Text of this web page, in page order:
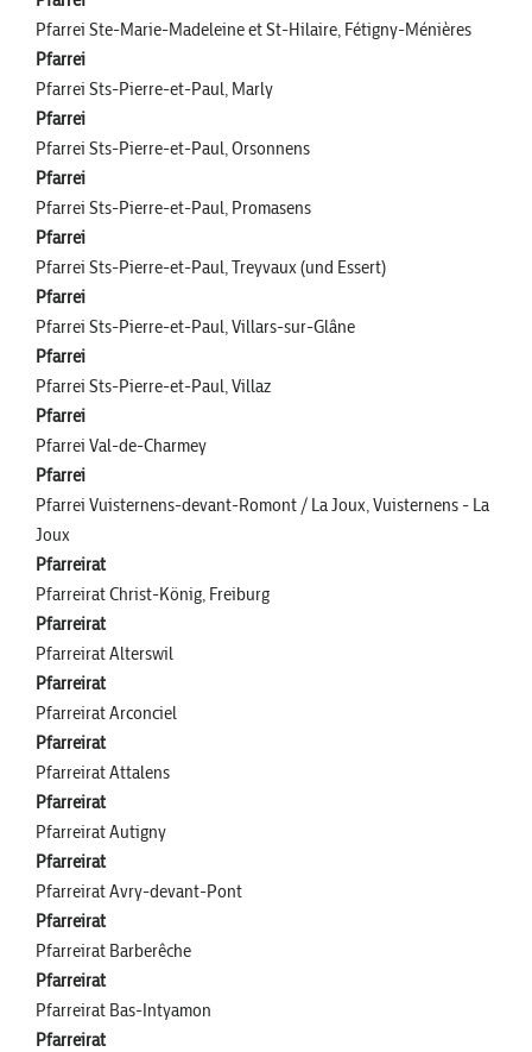
Pfarrei Ste-Marie-Madeleine et St-Hilaire, Fétigny-Ménières
Pfarrei
Pfarrei Sts-Pierre-et-Paul, Marly
Pfarrei
Pfarrei Sts-Pierre-et-Paul, Orsonnens
Pfarrei
Pfarrei Sts-Pierre-et-Paul, Promasens
Pfarrei
Pfarrei Sts-Pierre-et-Paul, Treyvaux (und Essert)
Pfarrei
Pfarrei Sts-Pierre-et-Paul, Villars-sur-Glâne
Pfarrei
Pfarrei Sts-Pierre-et-Paul, Villaz
Pfarrei
Pfarrei Val-de-Charmey
Pfarrei
Pfarrei Vuisternens-devant-Romont / La Joux, Vuisternens - La
Joux
Pfarreirat
Pfarreirat Christ-König, Freiburg
Pfarreirat
Pfarreirat Alterswil
Pfarreirat
Pfarreirat Arconciel
Pfarreirat
Pfarreirat Attalens
Pfarreirat
Pfarreirat Autigny
Pfarreirat
Pfarreirat Avry-devant-Pont
Pfarreirat
Pfarreirat Barberêche
Pfarreirat
Pfarreirat Bas-Intyamon
Pfarreirat